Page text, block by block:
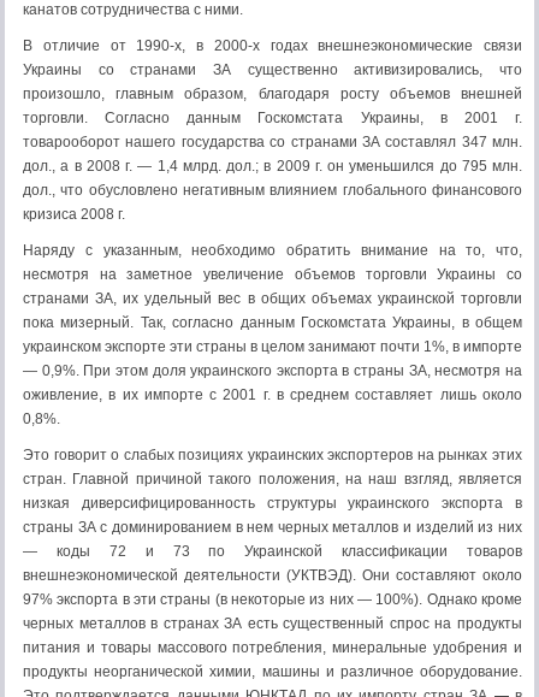
канатов сотрудничества с ними.
В отличие от 1990-х, в 2000-х годах внешнеэкономические связи
Украины со странами ЗА существенно активизировались, что
произошло, главным образом, благодаря росту объемов внешней
торговли. Согласно данным Госкомстата Украины, в 2001 г.
товарооборот нашего государства со странами ЗА составлял 347 млн.
дол., а в 2008 г. — 1,4 млрд. дол.; в 2009 г. он уменьшился до 795 млн.
дол., что обусловлено негативным влиянием глобального финансового
кризиса 2008 г.
Наряду с указанным, необходимо обратить внимание на то, что,
несмотря на заметное увеличение объемов торговли Украины со
странами ЗА, их удельный вес в общих объемах украинской торговли
пока мизерный. Так, согласно данным Госкомстата Украины, в общем
украинском экспорте эти страны в целом занимают почти 1%, в импорте
— 0,9%. При этом доля украинского экспорта в страны ЗА, несмотря на
оживление, в их импорте с 2001 г. в среднем составляет лишь около
0,8%.
Это говорит о слабых позициях украинских экспортеров на рынках этих
стран. Главной причиной такого положения, на наш взгляд, является
низкая диверсифицированность структуры украинского экспорта в
страны ЗА с доминированием в нем черных металлов и изделий из них
— коды 72 и 73 по Украинской классификации товаров
внешнеэкономической деятельности (УКТВЭД). Они составляют около
97% экспорта в эти страны (в некоторые из них — 100%). Однако кроме
черных металлов в странах ЗА есть существенный спрос на продукты
питания и товары массового потребления, минеральные удобрения и
продукты неорганической химии, машины и различное оборудование.